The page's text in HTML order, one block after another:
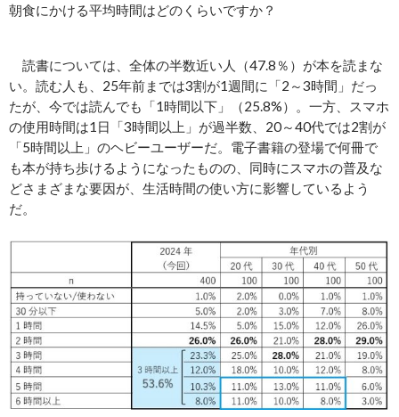
朝食にかける平均時間はどのくらいですか？
読書については、全体の半数近い人（47.8％）が本を読まな
い。読む人も、25年前までは3割が1週間に「2～3時間」だっ
たが、今では読んでも「1時間以下」（25.8%）。一方、スマホ
の使用時間は1日「3時間以上」が過半数、20～40代では2割が
「5時間以上」のヘビーユーザーだ。電子書籍の登場で何冊で
も本が持ち歩けるようになったものの、同時にスマホの普及な
どさまざまな要因が、生活時間の使い方に影響しているよう
だ。